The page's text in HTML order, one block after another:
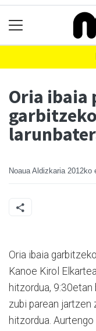
Oria ibaia
Noaua Aldizkaria 2012ko
Oria ibaia
Kanoe Kirol
hitzordua, 9:30etan
zubi parean
hitzordua.